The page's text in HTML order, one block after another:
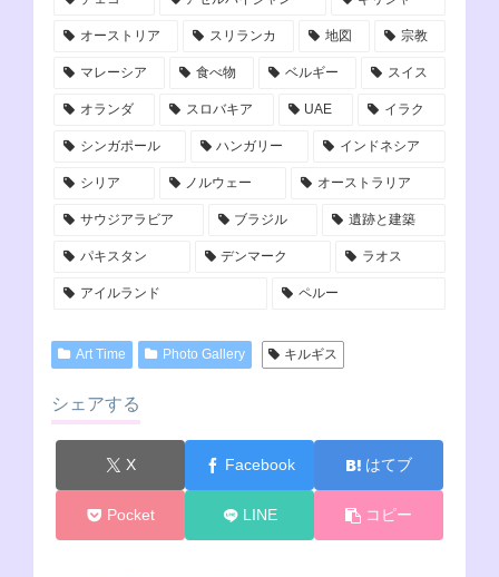
オーストリア スリランカ 地図 宗教
マレーシア 食べ物 ベルギー スイス
オランダ スロバキア UAE イラク
シンガポール ハンガリー インドネシア
シリア ノルウェー オーストラリア
サウジアラビア ブラジル 遺跡と建築
パキスタン デンマーク ラオス
アイルランド ペルー
Art Time Photo Gallery キルギス
シェアする
X Facebook はてブ
Pocket LINE コピー